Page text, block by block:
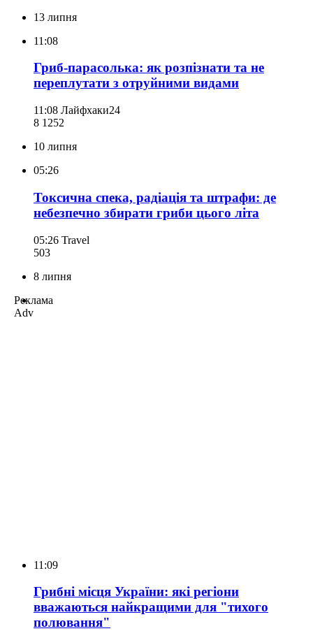
13 липня
11:08
Гриб-парасолька: як розпізнати та не
переплутати з отруйними видами
11:08 Лайфхаки24
8 1252
10 липня
05:26
Токсична спека, радіація та штрафи: де
небезпечно збирати гриби цього літа
05:26 Travel
503
8 липня
Реклама
Adv
11:09
Грибні місця України: які регіони
вважаються найкращими для "тихого
полювання"